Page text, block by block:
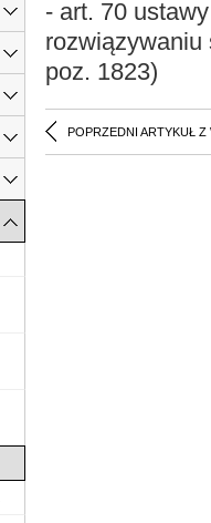
- art. 70
rozwiązywaniu
poz. 1823)
POPRZEDNI ARTYKUŁ Z